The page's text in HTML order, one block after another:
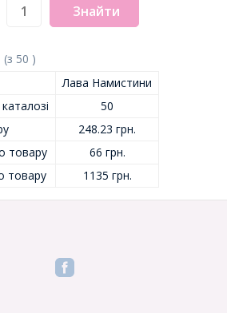
Знайти
(з 50 )
Лава Намистини
50
248.23 грн.
товару
66 грн.
товару
1135 грн.